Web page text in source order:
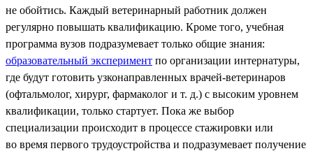
не обойтись. Каждый ветеринарный работник должен
регулярно повышать квалификацию. Кроме того, учебная
программа вузов подразумевает только общие знания:
образовательный эксперимент по организации интернатуры,
где будут готовить узконаправленных врачей-ветеринаров
(офтальмолог, хирург, фармаколог и т. д.) с высоким уровнем
квалификации, только стартует. Пока же выбор
специализации происходит в процессе стажировки или
во время первого трудоустройства и подразумевает получение